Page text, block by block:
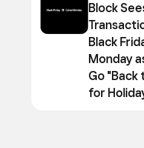
Block
Black
Monday
Go "Back
for